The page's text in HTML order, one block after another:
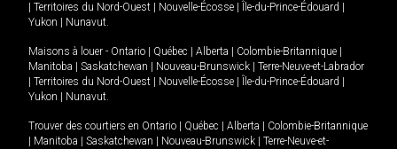
Territoires du Nord-Ouest Nouvelle-Écosse Île-du-Prince-Édouard
Yukon
Nunavut.
Maisons à louer - Ontario Québec Alberta Colombie-Britannique
Manitoba
Saskatchewan Nouveau-Brunswick
Terre-Neuve-et-Labrador
Territoires du Nord-Ouest Nouvelle-Écosse Île-du-Prince-Édouard
Yukon
Nunavut.
Trouver des courtiers en Ontario Québec Alberta
Colombie-Britannique
Manitoba Saskatchewan Nouveau-Brunswick
Terre-Neuve-et-